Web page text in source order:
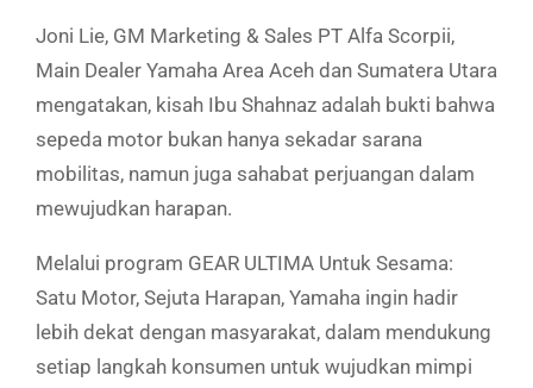
Joni Lie, GM Marketing & Sales PT Alfa Scorpii,
Main Dealer Yamaha Area Aceh dan Sumatera Utara
mengatakan, kisah Ibu Shahnaz adalah bukti bahwa
sepeda motor bukan hanya sekadar sarana
mobilitas, namun juga sahabat perjuangan dalam
mewujudkan harapan.
Melalui program GEAR ULTIMA Untuk Sesama:
Satu Motor, Sejuta Harapan, Yamaha ingin hadir
lebih dekat dengan masyarakat, dalam mendukung
setiap langkah konsumen untuk wujudkan mimpi